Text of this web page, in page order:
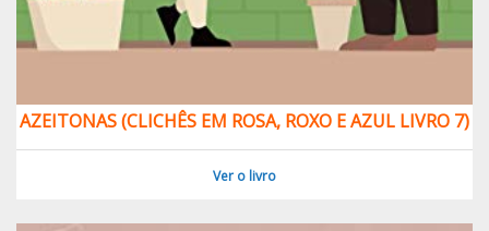
AZEITONAS (CLICHÊS EM ROSA, ROXO E AZUL LIVRO 7)
Ver o livro